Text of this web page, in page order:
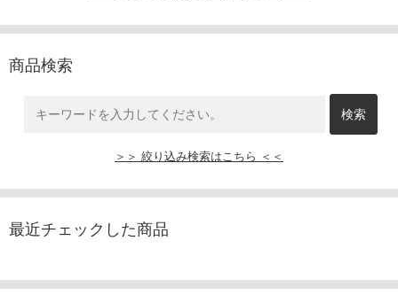
商品検索
＞＞ 絞り込み検索はこちら ＜＜
最近チェックした商品